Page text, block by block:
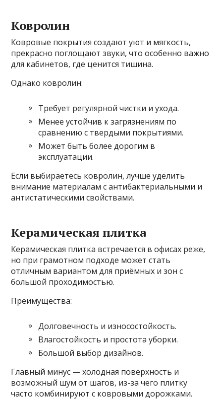
Ковролин
Ковровые покрытия создают уют и мягкость,
прекрасно поглощают звуки, что особенно важно
для кабинетов, где ценится тишина.
Однако ковролин:
Требует регулярной чистки и ухода.
Менее устойчив к загрязнениям по
сравнению с твердыми покрытиями.
Может быть более дорогим в
эксплуатации.
Если выбираетесь ковролин, лучше уделить
внимание материалам с антибактериальными и
антистатическими свойствами.
Керамическая плитка
Керамическая плитка встречается в офисах реже,
но при грамотном подходе может стать
отличным вариантом для приёмных и зон с
большой проходимостью.
Преимущества:
Долговечность и износостойкость.
Влагостойкость и простота уборки.
Большой выбор дизайнов.
Главный минус — холодная поверхность и
возможный шум от шагов, из-за чего плитку
часто комбинируют с ковровыми дорожками.